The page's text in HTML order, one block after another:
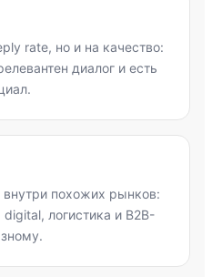
rate, но и на качество:
диалог и есть
похожих рынков:
digital, логистика и B2B-